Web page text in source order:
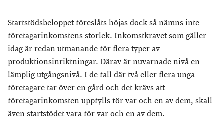
Startstödsbeloppet föreslåts höjas dock så nämns inte
företagarinkomstens storlek. Inkomstkravet som gäller
idag är redan utmanande för flera typer av
produktionsinriktningar. Därav är nuvarnade nivå en
lämplig utgångsnivå. I de fall där två eller flera unga
företagare tar över en gård och det krävs att
företagarinkomsten uppfylls för var och en av dem, skall
även startstödet vara för var och en av dem.